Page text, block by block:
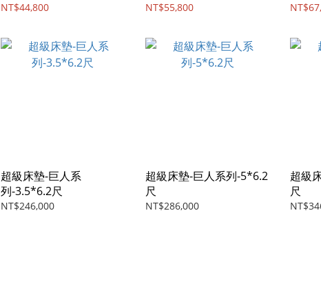
NT$44,800
NT$55,800
超級床墊-巨人系
列-3.5*6.2尺
NT$246,000
超級床墊-巨人系列-5*6.2
尺
NT$286,000
超級
尺